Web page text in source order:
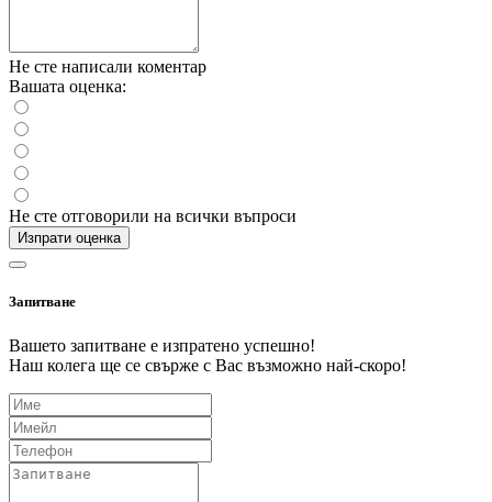
Не сте написали коментар
Вашата оценка:
Не сте отговорили на всички въпроси
Изпрати оценка
Запитване
Вашето запитване е изпратено успешно!
Наш колега ще се свърже с Вас възможно най-скоро!